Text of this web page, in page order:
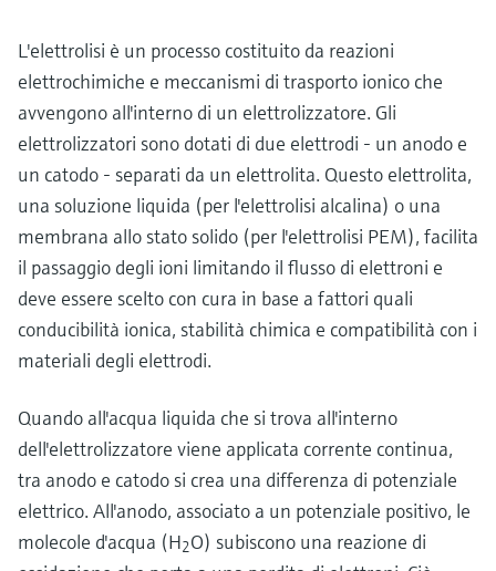
L'elettrolisi è un processo costituito da reazioni
elettrochimiche e meccanismi di trasporto ionico che
avvengono all'interno di un elettrolizzatore. Gli
elettrolizzatori sono dotati di due elettrodi - un anodo e
un catodo - separati da un elettrolita. Questo elettrolita,
una soluzione liquida (per l'elettrolisi alcalina) o una
membrana allo stato solido (per l'elettrolisi PEM), facilita
il passaggio degli ioni limitando il flusso di elettroni e
deve essere scelto con cura in base a fattori quali
conducibilità ionica, stabilità chimica e compatibilità con i
materiali degli elettrodi.
Quando all'acqua liquida che si trova all'interno
dell'elettrolizzatore viene applicata corrente continua,
tra anodo e catodo si crea una differenza di potenziale
elettrico. All'anodo, associato a un potenziale positivo, le
molecole d'acqua (H2O) subiscono una reazione di